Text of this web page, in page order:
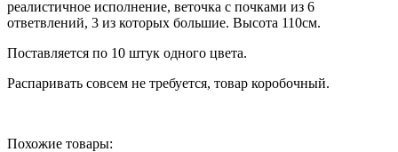
реалистичное исполнение, веточка с почками из 6
ответвлений, 3 из которых большие. Высота 110см.
Поставляется по 10 штук одного цвета.
Распаривать совсем не требуется, товар коробочный.
Похожие товары: